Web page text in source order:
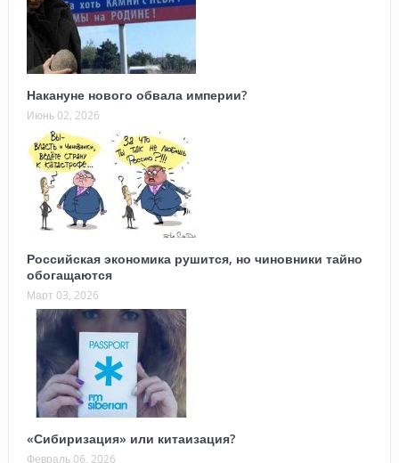
Накануне нового обвала империи?
Июнь 02, 2026
Российская экономика рушится, но чиновники тайно
обогащаются
Март 03, 2026
«Сибиризация» или китаизация?
Февраль 06, 2026